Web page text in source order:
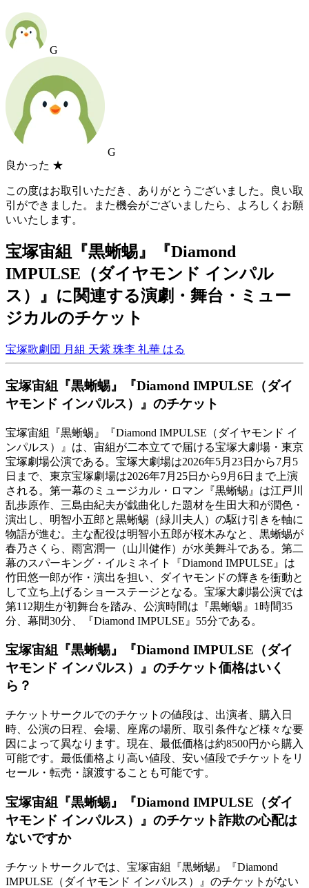
G
G
良かった ★
この度はお取引いただき、ありがとうございました。良い取
引ができました。また機会がございましたら、よろしくお願
いいたします。
宝塚宙組『黒蜥蜴』『Diamond
IMPULSE（ダイヤモンド インパル
ス）』に関連する演劇・舞台・ミュー
ジカルのチケット
宝塚歌劇団 月組 天紫 珠李 礼華 はる
宝塚宙組『黒蜥蜴』『Diamond IMPULSE（ダイ
ヤモンド インパルス）』のチケット
宝塚宙組『黒蜥蜴』『Diamond IMPULSE（ダイヤモンド イ
ンパルス）』は、宙組が二本立てで届ける宝塚大劇場・東京
宝塚劇場公演である。宝塚大劇場は2026年5月23日から7月5
日まで、東京宝塚劇場は2026年7月25日から9月6日まで上演
される。第一幕のミュージカル・ロマン『黒蜥蜴』は江戸川
乱歩原作、三島由紀夫が戯曲化した題材を生田大和が潤色・
演出し、明智小五郎と黒蜥蜴（緑川夫人）の駆け引きを軸に
物語が進む。主な配役は明智小五郎が桜木みなと、黒蜥蜴が
春乃さくら、雨宮潤一（山川健作）が水美舞斗である。第二
幕のスパーキング・イルミネイト『Diamond IMPULSE』は
竹田悠一郎が作・演出を担い、ダイヤモンドの輝きを衝動と
して立ち上げるショーステージとなる。宝塚大劇場公演では
第112期生が初舞台を踏み、公演時間は『黒蜥蜴』1時間35
分、幕間30分、『Diamond IMPULSE』55分である。
宝塚宙組『黒蜥蜴』『Diamond IMPULSE（ダイ
ヤモンド インパルス）』のチケット価格はいく
ら？
チケットサークルでのチケットの値段は、出演者、購入日
時、公演の日程、会場、座席の場所、取引条件など様々な要
因によって異なります。現在、最低価格は約8500円から購入
可能です。最低価格より高い値段、安い値段でチケットをリ
セール・転売・譲渡することも可能です。
宝塚宙組『黒蜥蜴』『Diamond IMPULSE（ダイ
ヤモンド インパルス）』のチケット詐欺の心配は
ないですか
チケットサークルでは、宝塚宙組『黒蜥蜴』『Diamond
IMPULSE（ダイヤモンド インパルス）』のチケットがない